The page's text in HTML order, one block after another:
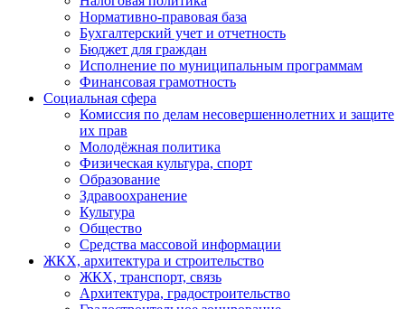
Нормативно-правовая база
Бухгалтерский учет и отчетность
Бюджет для граждан
Исполнение по муниципальным программам
Финансовая грамотность
Социальная сфера
Комиссия по делам несовершеннолетних и защите
их прав
Молодёжная политика
Физическая культура, спорт
Образование
Здравоохранение
Культура
Общество
Средства массовой информации
ЖКХ, архитектура и строительство
ЖКХ, транспорт, связь
Архитектура, градостроительство